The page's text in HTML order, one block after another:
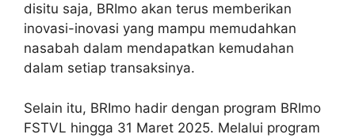
disitu saja, BRImo akan terus memberikan
inovasi-inovasi yang mampu memudahkan
nasabah dalam mendapatkan kemudahan
dalam setiap transaksinya.
Selain itu, BRImo hadir dengan program BRImo
FSTVL hingga 31 Maret 2025. Melalui program